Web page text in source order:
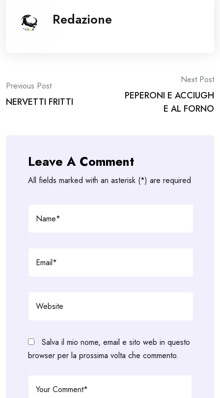
Redazione
Post
navigation
Previous Post
NERVETTI FRITTI
Next Post
PEPERONI E ACCIUGH
E AL FORNO
Leave A Comment
All fields marked with an asterisk (*) are required
Salva il mio nome, email e sito web in questo
browser per la prossima volta che commento.